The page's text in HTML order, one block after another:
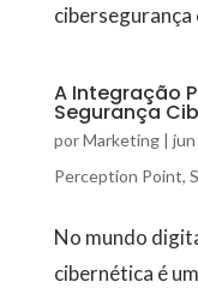
cibersegurança
A Integração
Segurança
porMarketing|
Perception Point,
No mundo
cibernética é